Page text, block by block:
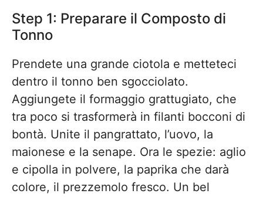
Step 1: Preparare il Composto di
Tonno
Prendete una grande ciotola e metteteci
dentro il tonno ben sgocciolato.
Aggiungete il formaggio grattugiato, che
tra poco si trasformerà in filanti bocconi di
bontà. Unite il pangrattato, l’uovo, la
maionese e la senape. Ora le spezie: aglio
e cipolla in polvere, la paprika che darà
colore, il prezzemolo fresco. Un bel